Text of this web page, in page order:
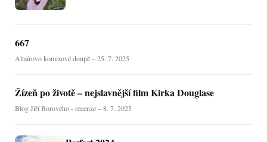
667
Altaïrovo komixové doupě – 25. 7. 2025
Žízeň po životě – nejslavnější film Kirka Douglase
Blog Jiří Borového - recenze – 8. 7. 2025